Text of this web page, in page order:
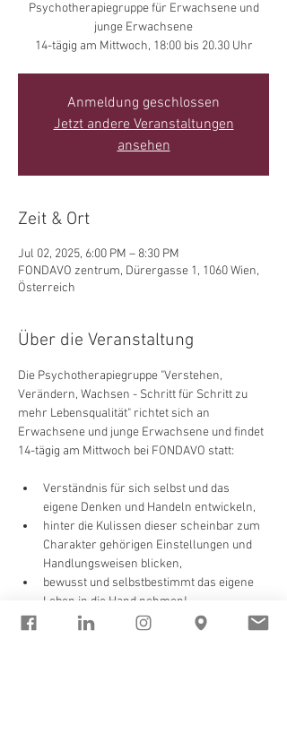
Psychotherapiegruppe für Erwachsene und
junge Erwachsene
14-tägig am Mittwoch, 18:00 bis 20.30 Uhr
Anmeldung geschlossen
Jetzt andere Veranstaltungen
ansehen
Zeit & Ort
Jul 02, 2025, 6:00 PM – 8:30 PM
FONDAVO zentrum, Dürergasse 1, 1060 Wien,
Österreich
Über die Veranstaltung
Die Psychotherapiegruppe "Verstehen,
Verändern, Wachsen - Schritt für Schritt zu
mehr Lebensqualität" richtet sich an
Erwachsene und junge Erwachsene und findet
14-tägig am Mittwoch bei FONDAVO statt:
Verständnis für sich selbst und das
eigene Denken und Handeln entwickeln,
hinter die Kulissen dieser scheinbar zum
Charakter gehörigen Einstellungen und
Handlungsweisen blicken,
bewusst und selbstbestimmt das eigene
Leben in die Hand nehmen!